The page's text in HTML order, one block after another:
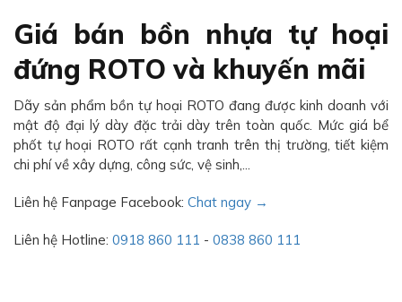
Giá bán bồn nhựa tự hoại
đứng ROTO và khuyến mãi
Dãy sản phẩm bồn tự hoại ROTO đang được kinh doanh với
mật độ đại lý dày đặc trải dày trên toàn quốc. Mức giá bể
phốt tự hoại ROTO rất cạnh tranh trên thị trường, tiết kiệm
chi phí về xây dựng, công sức, vệ sinh,...
Liên hệ Fanpage Facebook: Chat ngay →
Liên hệ Hotline: 0918 860 111 - 0838 860 111